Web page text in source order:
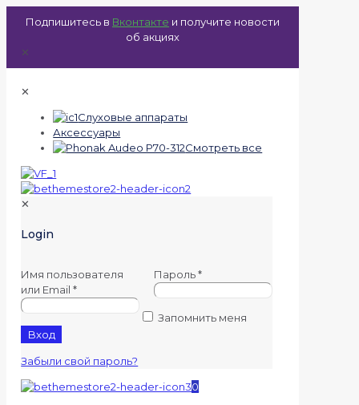
Подпишитесь в Вконтакте и получите новости
об акциях
✕
✕
Слуховые аппараты
Аксессуары
Смотреть все
✕
Login
Имя пользователя
или Email*
Пароль*
Запомнить меня
Вход
Забыли свой пароль?
0